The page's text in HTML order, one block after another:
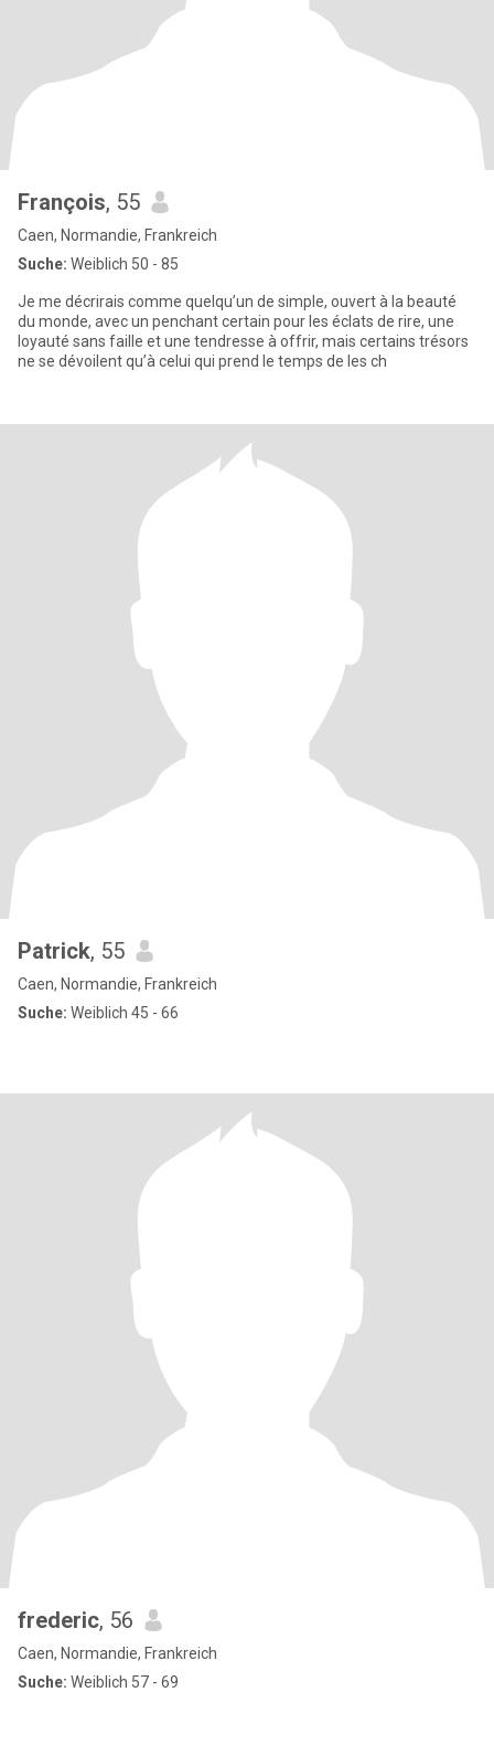
François, 55
Caen, Normandie, Frankreich
Suche: Weiblich 50 - 85
Je me décrirais comme quelqu’un de simple, ouvert à la beauté
du monde, avec un penchant certain pour les éclats de rire, une
loyauté sans faille et une tendresse à offrir, mais certains trésors
ne se dévoilent qu’à celui qui prend le temps de les ch
Patrick, 55
Caen, Normandie, Frankreich
Suche: Weiblich 45 - 66
frederic, 56
Caen, Normandie, Frankreich
Suche: Weiblich 57 - 69